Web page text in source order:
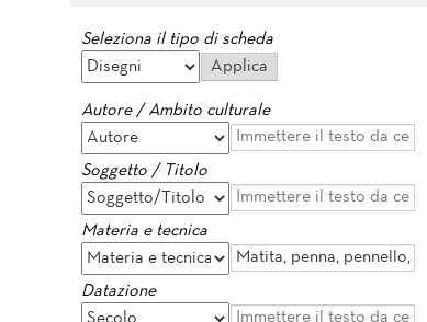
Seleziona il tipo di scheda
Autore / Ambito culturale
Soggetto / Titolo
Materia e tecnica
Datazione